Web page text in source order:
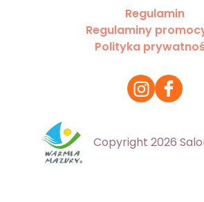
Regulamin
Regulaminy
Polityka
Copyright 2026